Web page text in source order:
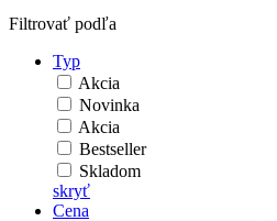
Filtrovať podľa
Typ
Akcia
Novinka
Akcia
Bestseller
Skladom
skryť
Cena